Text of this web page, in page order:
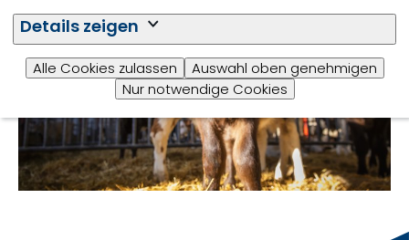
Details zeigen
Alle Cookies zulassen
Auswahl oben genehmigen
Nur notwendige Cookies